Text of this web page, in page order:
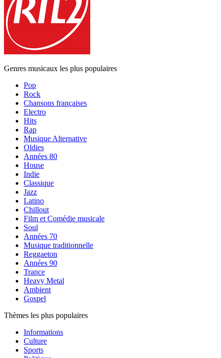
Genres musicaux les plus populaires
Pop
Rock
Chansons françaises
Electro
Hits
Rap
Musique Alternative
Oldies
Années 80
House
Indie
Classique
Jazz
Latino
Chillout
Film et Comédie musicale
Soul
Années 70
Musique traditionnelle
Reggaeton
Années 90
Trance
Heavy Metal
Ambient
Gospel
Thèmes les plus populaires
Informations
Culture
Sports